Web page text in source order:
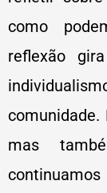
como
reflexão
comunidade.
mas